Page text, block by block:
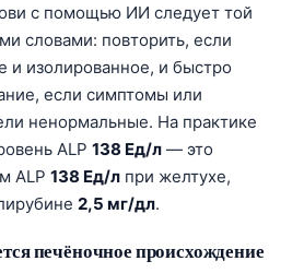
с помощью ИИ следует той
словами: повторить, если
и изолированное, и быстро
если симптомы или
ненормальные. На практике
ALP 138 Ед/л — это
ALP 138 Ед/л при желтухе,
2,5 мг/дл.
печёночное происхождение